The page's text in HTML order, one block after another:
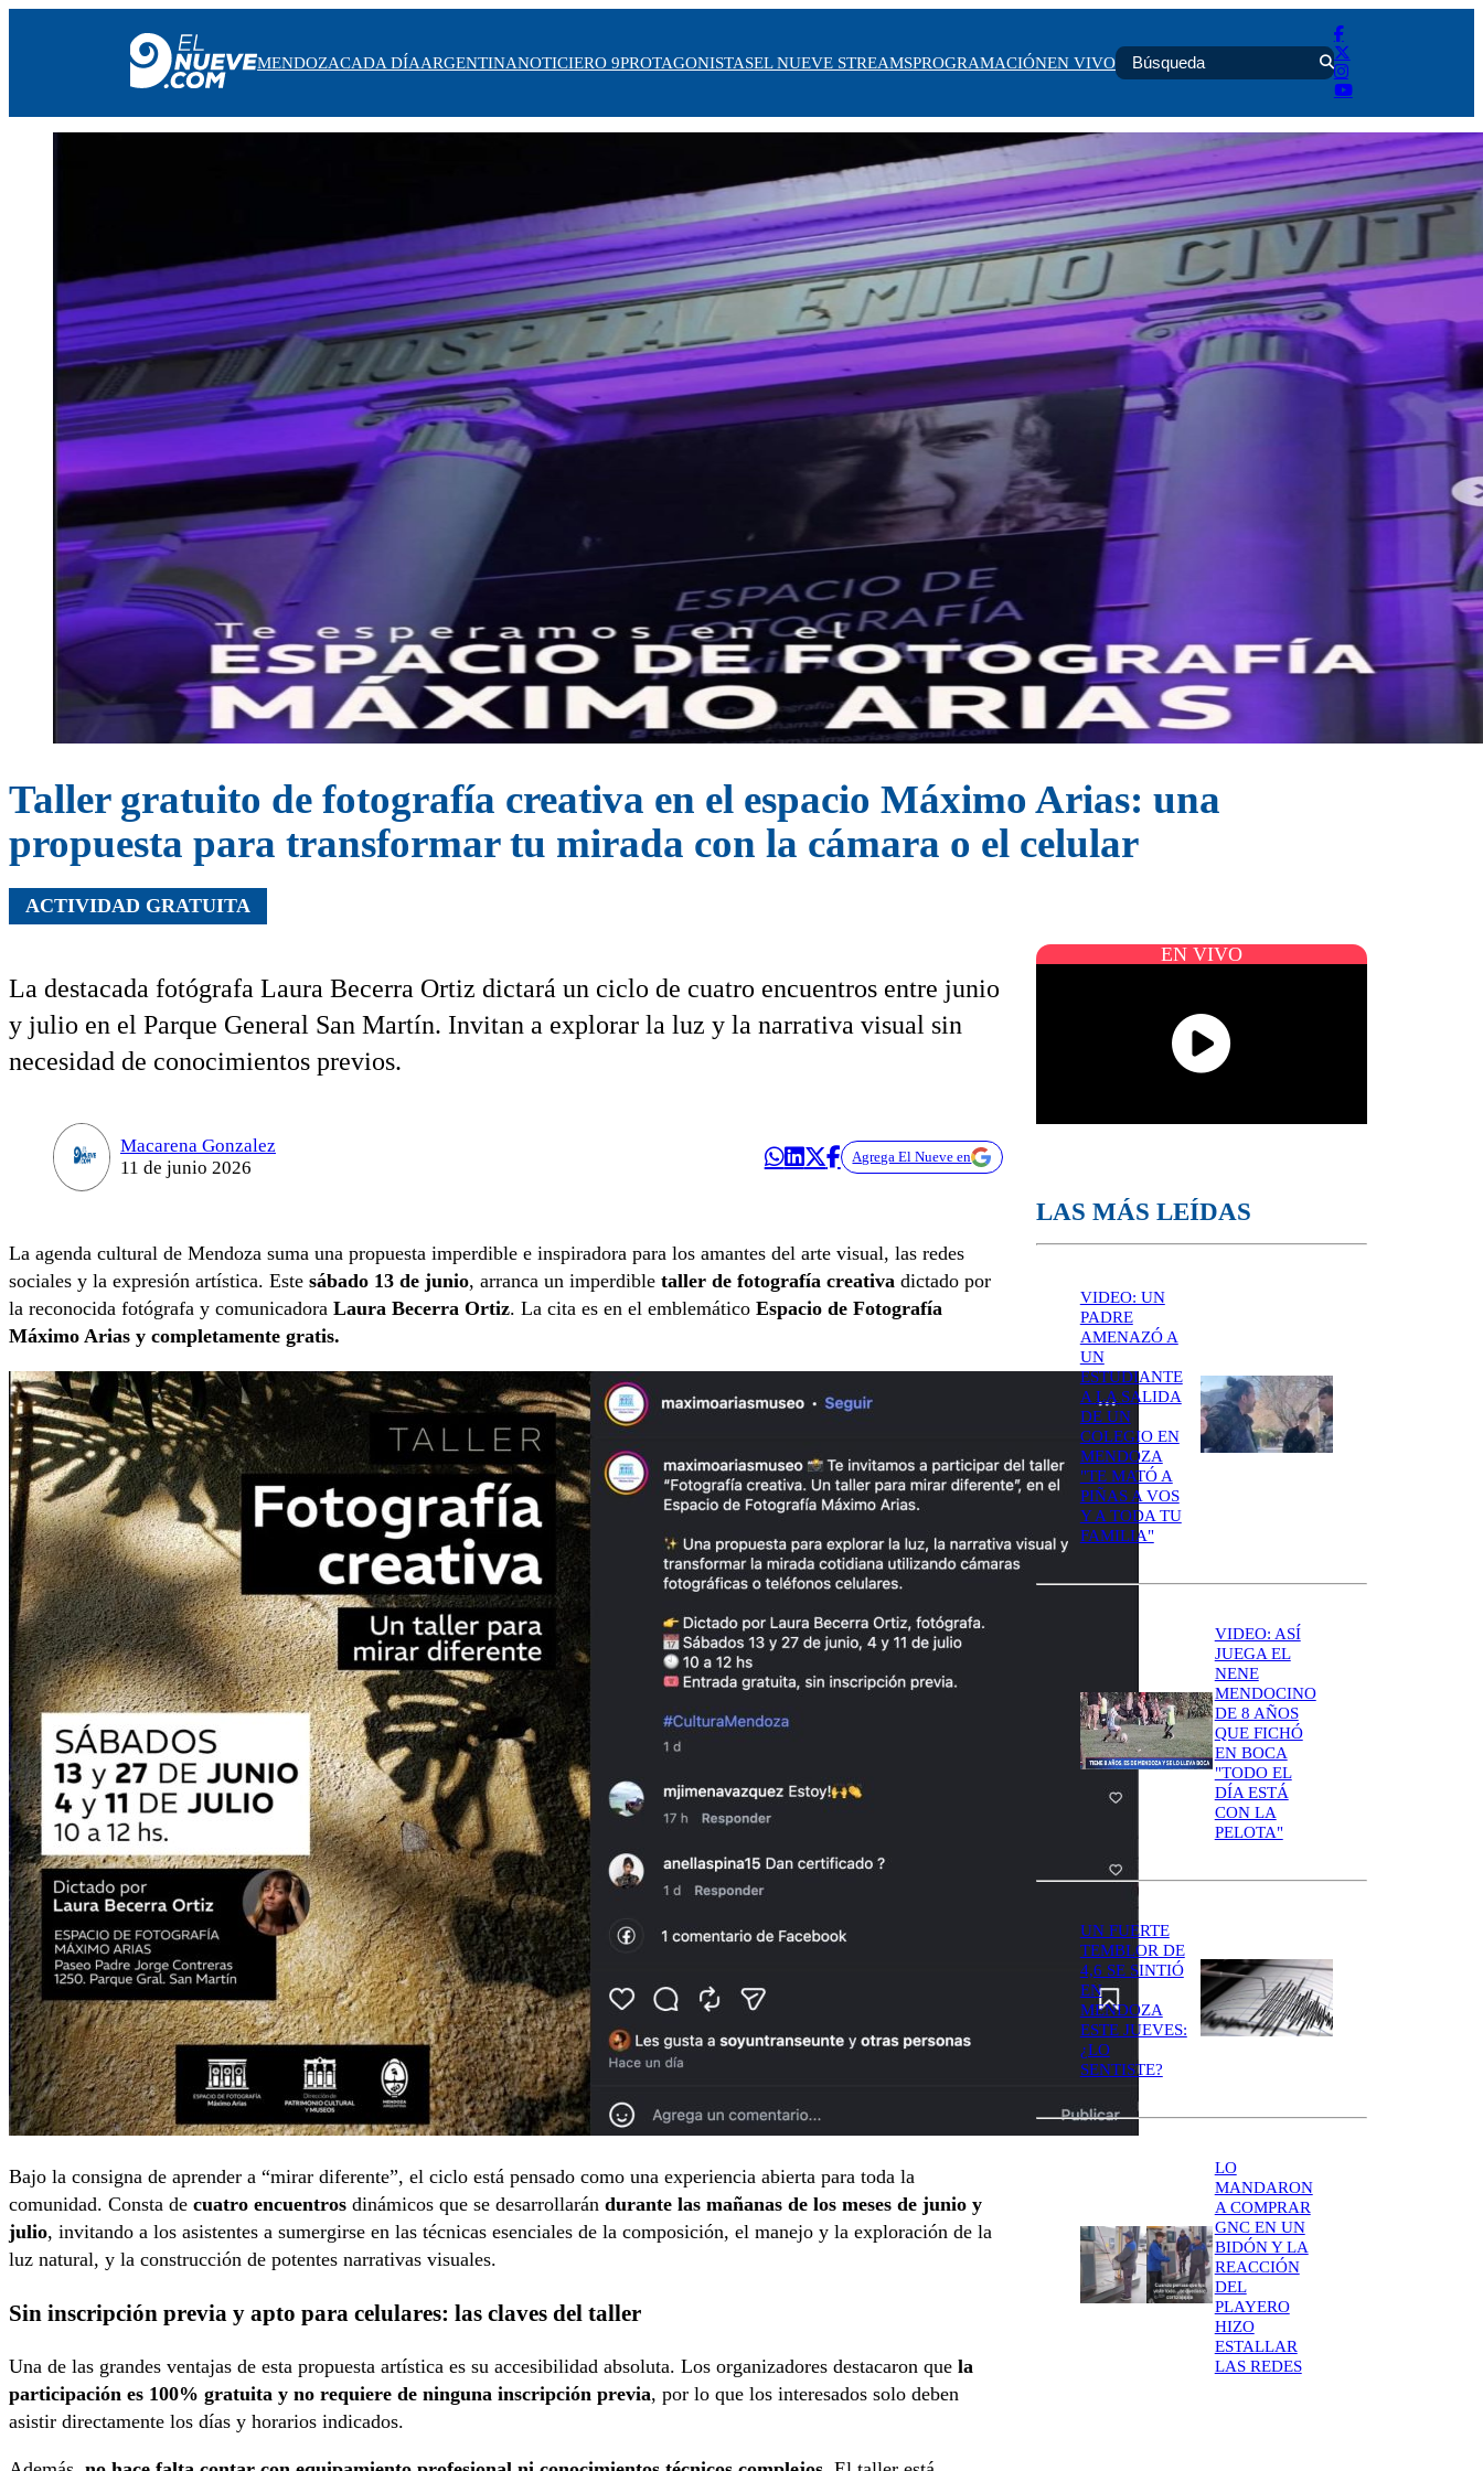
PROTAGONISTAS
EL NUEVE STREAMS
PROGRAMACIÓN
EN VIVO
MENDOZACADA DÍAARGENTINANOTICIERO 9PROTAGONISTASEL NUEVE STREAMSPROGRAMACIÓNEN VIVO
Taller gratuito de fotografía creativa en el espacio Máximo Arias: una
propuesta para transformar tu mirada con la cámara o el celular
ACTIVIDAD GRATUITA
La destacada fotógrafa Laura Becerra Ortiz dictará un ciclo de cuatro encuentros entre junio
y julio en el Parque General San Martín. Invitan a explorar la luz y la narrativa visual sin
necesidad de conocimientos previos.
Macarena Gonzalez
11 de junio 2026
Agrega El Nueve en
La agenda cultural de Mendoza suma una propuesta imperdible e inspiradora para los amantes del arte visual, las redes
sociales y la expresión artística. Este sábado 13 de junio, arranca un imperdible taller de fotografía creativa dictado por
la reconocida fotógrafa y comunicadora Laura Becerra Ortiz. La cita es en el emblemático Espacio de Fotografía
Máximo Arias y completamente gratis.
Bajo la consigna de aprender a “mirar diferente”, el ciclo está pensado como una experiencia abierta para toda la
comunidad. Consta de cuatro encuentros dinámicos que se desarrollarán durante las mañanas de los meses de junio y
julio, invitando a los asistentes a sumergirse en las técnicas esenciales de la composición, el manejo y la exploración de la
luz natural, y la construcción de potentes narrativas visuales.
Sin inscripción previa y apto para celulares: las claves del taller
Una de las grandes ventajas de esta propuesta artística es su accesibilidad absoluta. Los organizadores destacaron que la
participación es 100% gratuita y no requiere de ninguna inscripción previa, por lo que los interesados solo deben
asistir directamente los días y horarios indicados.
EN VIVO
LAS MÁS LEÍDAS
VIDEO: UN
PADRE
AMENAZÓ A
UN
ESTUDIANTE
A LA SALIDA
DE UN
COLEGIO EN
MENDOZA
"TE MATÓ A
PIÑAS A VOS
Y A TODA TU
FAMILIA"
VIDEO: ASÍ
JUEGA EL
NENE
MENDOCINO
DE 8 AÑOS
QUE FICHÓ
EN BOCA
"TODO EL
DÍA ESTÁ
CON LA
PELOTA"
UN FUERTE
TEMBLOR DE
4,6 SE SINTIÓ
EN
MENDOZA
ESTE JUEVES:
¿LO
SENTISTE?
LO
MANDARON
A COMPRAR
GNC EN UN
BIDÓN Y LA
REACCIÓN
DEL
PLAYERO
HIZO
ESTALLAR
LAS REDES